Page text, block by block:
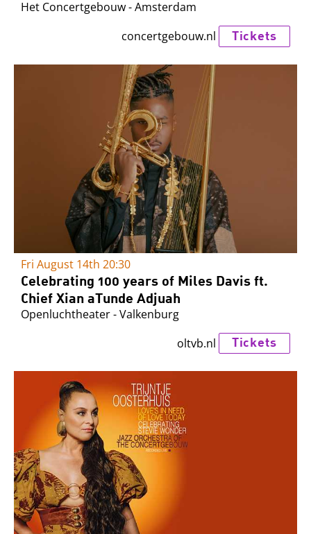
Het Concertgebouw - Amsterdam
concertgebouw.nl
Tickets
Fri August 14th 20:30
Celebrating 100 years of Miles Davis ft.
Chief Xian aTunde Adjuah
Openluchtheater - Valkenburg
oltvb.nl
Tickets